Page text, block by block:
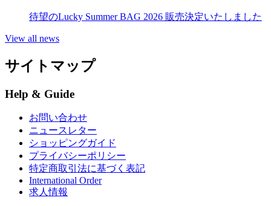
待望のLucky Summer BAG 2026 販売決定いたしました
View all news
サイトマップ
Help & Guide
お問い合わせ
ニュースレター
ショッピングガイド
プライバシーポリシー
特定商取引法に基づく表記
International Order
求人情報